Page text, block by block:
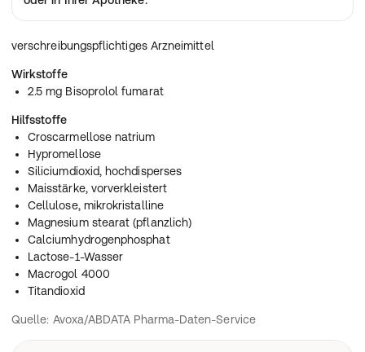
verschreibungspflichtiges Arzneimittel
Wirkstoffe
2.5 mg Bisoprolol fumarat
Hilfsstoffe
Croscarmellose natrium
Hypromellose
Siliciumdioxid, hochdisperses
Maisstärke, vorverkleistert
Cellulose, mikrokristalline
Magnesium stearat (pflanzlich)
Calciumhydrogenphosphat
Lactose-1-Wasser
Macrogol 4000
Titandioxid
Quelle: Avoxa/ABDATA Pharma-Daten-Service